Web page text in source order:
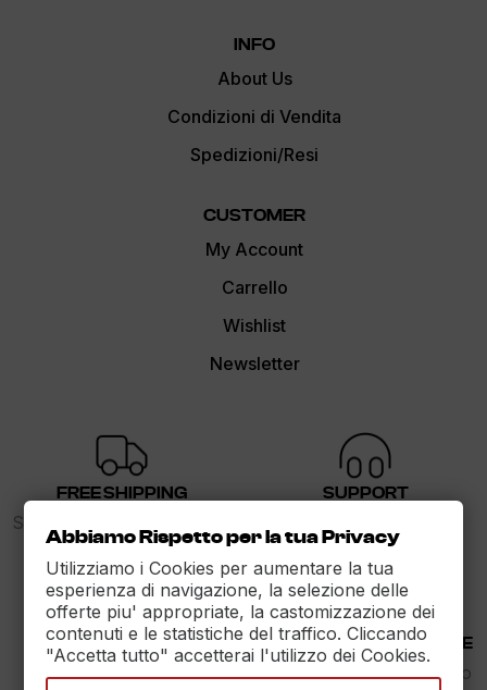
INFO
About Us
Condizioni di Vendita
Spedizioni/Resi
CUSTOMER
My Account
Carrello
Wishlist
Newsletter
FREE SHIPPING
Spedizione gratuita sopra i
89€
SUPPORT
30 DAYS RETURN
Reso Garantito entro
100% PAYMENT SECURE
Assicuriamo il pagamento
Abbiamo Rispetto per la tua Privacy
Utilizziamo i Cookies per aumentare la tua
esperienza di navigazione, la selezione delle
offerte piu' appropriate, la castomizzazione dei
contenuti e le statistiche del traffico. Cliccando
"Accetta tutto" accetterai l'utilizzo dei Cookies.